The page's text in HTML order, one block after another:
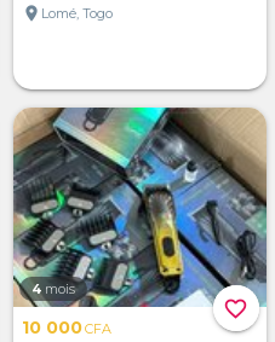
location_on Lomé, Togo
favorite_border
4 mois
10 000CFA